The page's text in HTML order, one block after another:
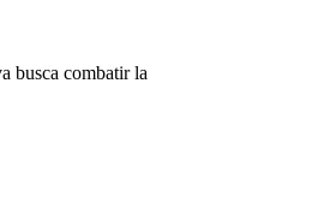
busca combatir la